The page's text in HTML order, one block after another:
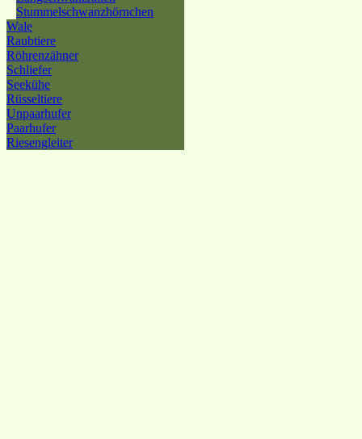
Stummelschwanzhörnchen
Wale
Raubtiere
Röhrenzähner
Schliefer
Seekühe
Rüsseltiere
Unpaarhufer
Paarhufer
Riesengleiter